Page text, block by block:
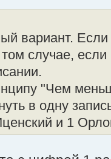
вариант.
случае,
"Чем
в одну
и 1